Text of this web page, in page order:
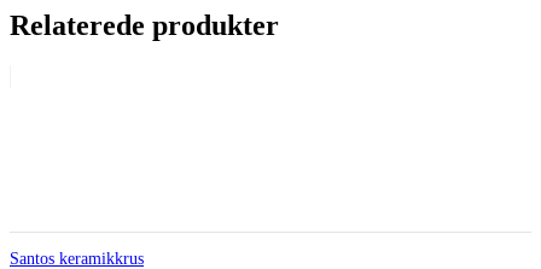
Relaterede produkter
Santos keramikkrus